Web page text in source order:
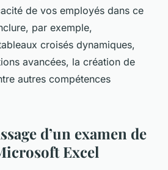
de vos employés dans ce
par exemple,
croisés dynamiques,
avancées, la création de
autres compétences
d’un examen de
Excel